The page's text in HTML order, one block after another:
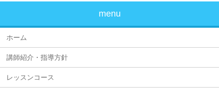
menu
ホーム
講師紹介・指導方針
レッスンコース